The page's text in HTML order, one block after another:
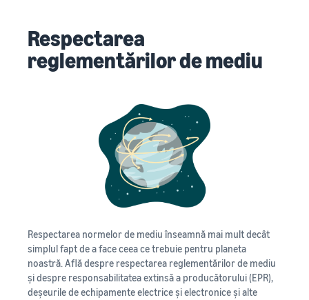
Respectarea
reglementărilor de mediu
Respectarea normelor de mediu înseamnă mai mult decât
simplul fapt de a face ceea ce trebuie pentru planeta
noastră. Află despre respectarea reglementărilor de mediu
și despre responsabilitatea extinsă a producătorului (EPR),
deșeurile de echipamente electrice și electronice și alte